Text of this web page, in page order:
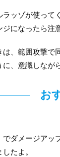
ッゾが使って
になったら注
、範囲攻撃
、意識しなが
お
ダメージアッ
たよ。